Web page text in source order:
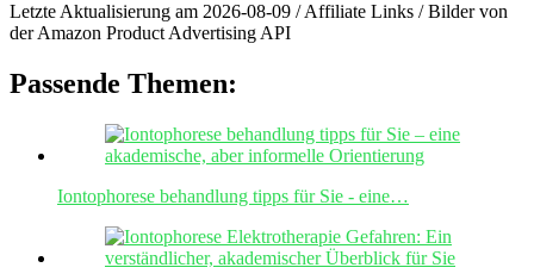
Letzte Aktualisierung am 2026-08-09 / Affiliate Links / Bilder von
der Amazon Product Advertising API
Passende Themen:
Iontophorese behandlung tipps für Sie - eine…